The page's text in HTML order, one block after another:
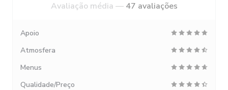
Avaliação média — 47 avaliações
Apoio
Atmosfera
Menus
Qualidade/Preço